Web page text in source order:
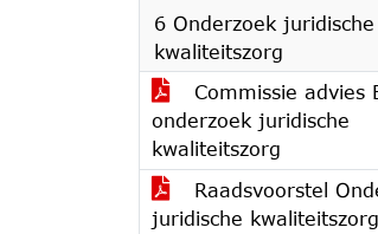
6 Onderzoek juridische
kwaliteitszorg
Commissie advies
onderzoek juridische
kwaliteitszorg
Raadsvoorstel
juridische kwaliteitszorg